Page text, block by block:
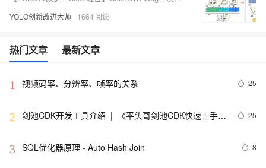
YOLO创新改进大师 1664
热门文章 最新文章
1 视频码率、分辨率、帧率的关系 25
2 剑池CDK开发工具介绍  |  《平头哥剑池CDK快速上手指
25
3 SQL优化器原理 - Auto Hash Join 8